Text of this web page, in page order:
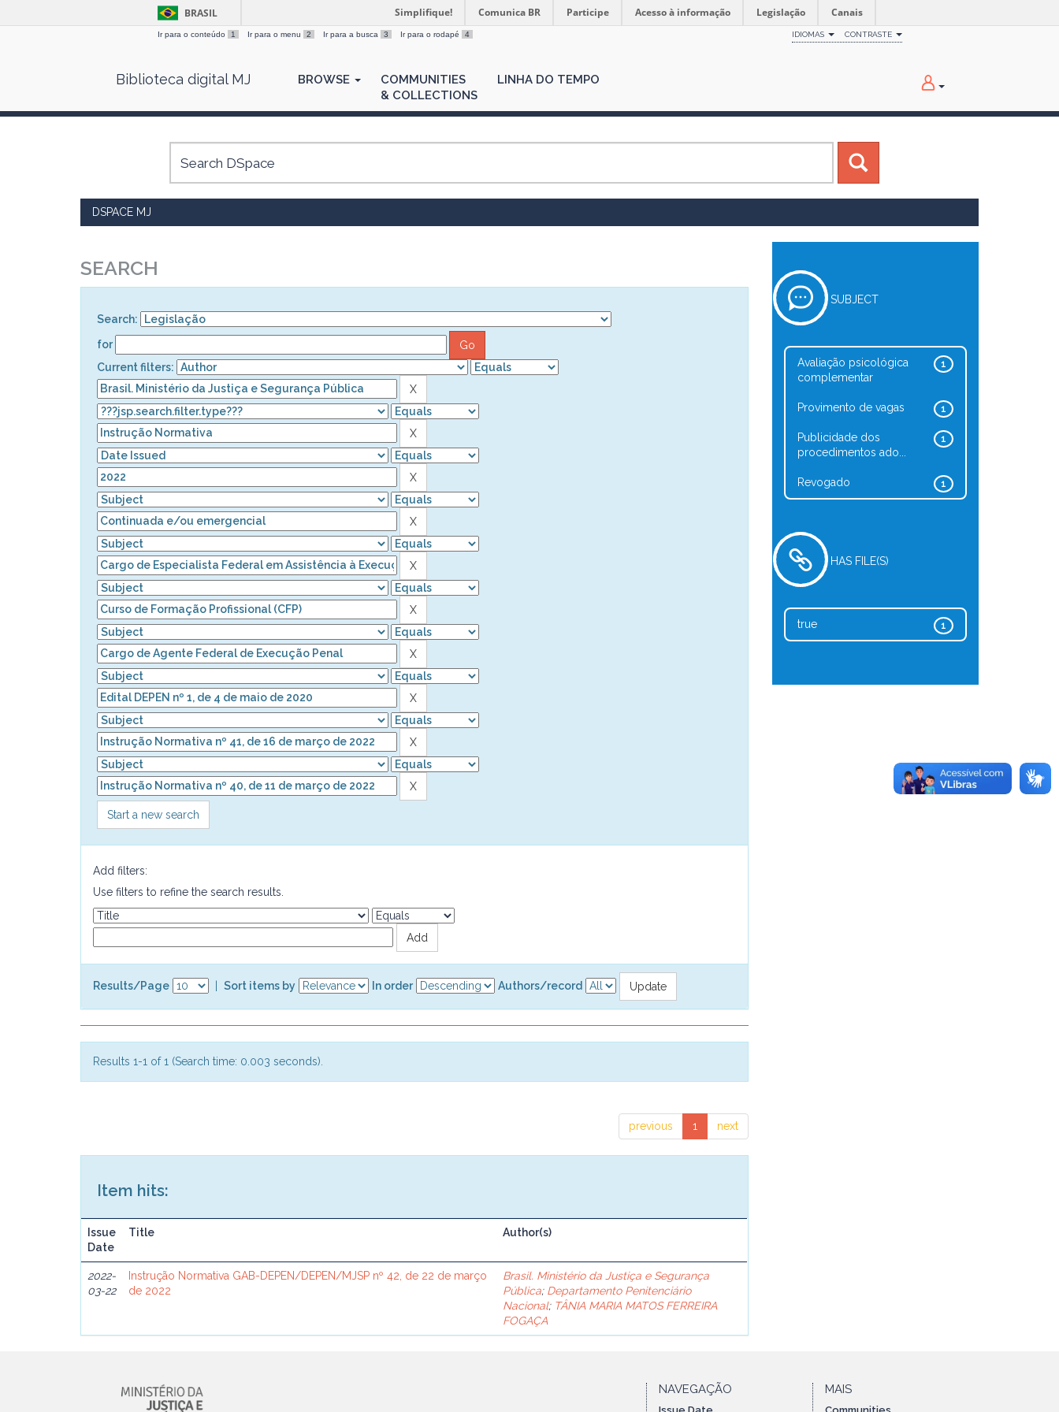
BRASIL Simplifique! Comunica BR Participe Acesso à informação Legislação Canais
Ir para o conteúdo 1 Ir para o menu 2 Ir para a busca 3 Ir para o rodapé 4 IDIOMAS CONTRASTE
Biblioteca digital MJ BROWSE
COMMUNITIES
& COLLECTIONS
LINHA DO TEMPO
DSPACE MJ
SEARCH
Search:
for
Current filters:
Start a new search
Add filters:
Use filters to refine the search results.
Results/Page Sort items by In order Authors/record
Results 1-1 of 1 (Search time: 0.003 seconds).
previous 1 next
Item hits:
Issue
Date
Title Author(s)
2022-
03-22
Instrução Normativa GAB-DEPEN/DEPEN/MJSP nº 42, de 22 de março
de 2022
Brasil. Ministério da Justiça e Segurança
Pública; Departamento Penitenciário
Nacional; TÂNIA MARIA MATOS FERREIRA
FOGAÇA
SUBJECT
1
Avaliação psicológica
complementar
1
Provimento de vagas
1
Publicidade dos
procedimentos ado...
1
Revogado
HAS FILE(S)
1
true
NAVEGAÇÃO MAIS